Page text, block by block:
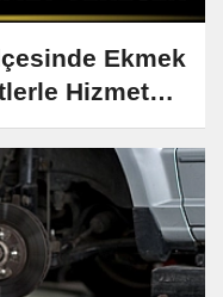
Ekmek
Hizmet